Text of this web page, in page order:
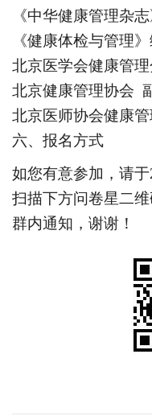
《中华健康管理杂
《健康体检与管理
北京医学会健康管
北京健康管理协会
北京医师协会健康
六、报名方式
如您有意参加，请
扫描下方问卷星二
群内通知，谢谢！